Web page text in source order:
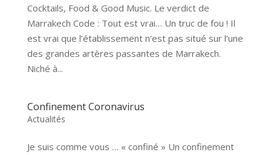
Cocktails, Food & Good Music. Le verdict de
Marrakech Code : Tout est vrai… Un truc de fou ! Il
est vrai que l’établissement n’est pas situé sur l’une
des grandes artères passantes de Marrakech.
Niché à...
Confinement Coronavirus
Actualités
Je suis comme vous … « confiné » Un confinement